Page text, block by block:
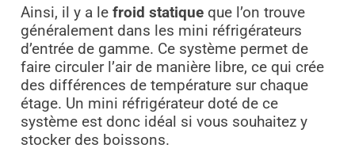
Ainsi, il y a le froid statiqueque l’on trouve
généralement dans les mini réfrigérateurs
d’entrée de gamme. Ce système permet de
faire circuler l’air de manière libre, ce qui crée
des différences de température sur chaque
étage. Un mini réfrigérateur doté de ce
système est donc idéal si vous souhaitez y
stocker des boissons.